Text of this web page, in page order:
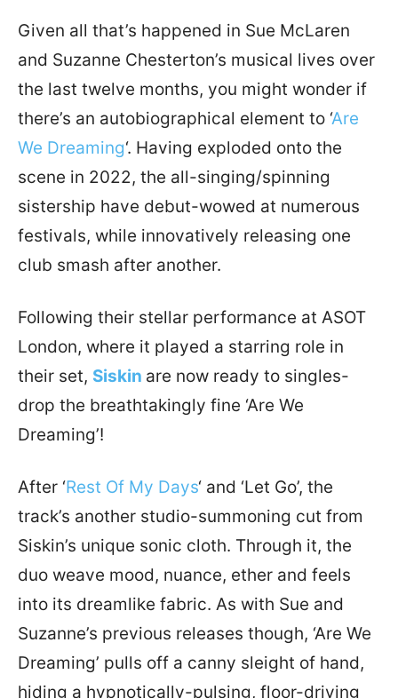
Given all that’s happened in Sue McLaren
and Suzanne Chesterton’s musical lives over
the last twelve months, you might wonder if
there’s an autobiographical element to ‘Are
We Dreaming‘. Having exploded onto the
scene in 2022, the all-singing/spinning
sistership have debut-wowed at numerous
festivals, while innovatively releasing one
club smash after another.
Following their stellar performance at ASOT
London, where it played a starring role in
their set, Siskin are now ready to singles-
drop the breathtakingly fine ‘Are We
Dreaming’!
After ‘Rest Of My Days‘ and ‘Let Go’, the
track’s another studio-summoning cut from
Siskin’s unique sonic cloth. Through it, the
duo weave mood, nuance, ether and feels
into its dreamlike fabric. As with Sue and
Suzanne’s previous releases though, ‘Are We
Dreaming’ pulls off a canny sleight of hand,
hiding a hypnotically-pulsing, floor-driving